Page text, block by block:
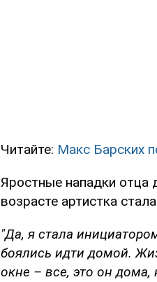
Читайте: Макс Барских
Яростные нападки отца
возрасте артистка
"Да, я стала
боялись идти домой.
окне – все, это он